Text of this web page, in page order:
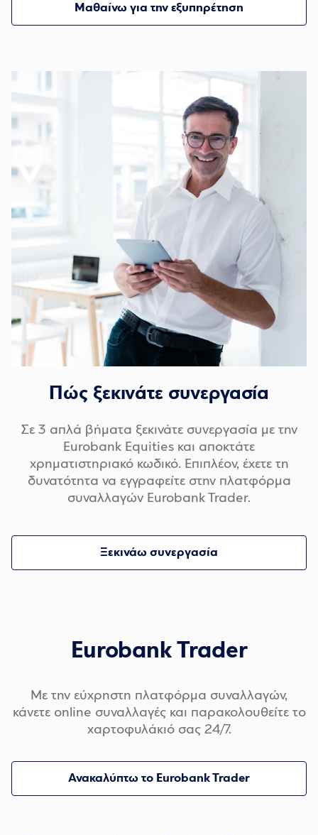
Μαθαίνω για την εξυπηρέτηση
Πώς ξεκινάτε συνεργασία
Σε 3 απλά βήματα ξεκινάτε συνεργασία με την
Eurobank Equities και αποκτάτε
χρηματιστηριακό κωδικό. Επιπλέον, έχετε τη
δυνατότητα να εγγραφείτε στην πλατφόρμα
συναλλαγών Eurobank Trader.
Ξεκινάω συνεργασία
Eurobank Trader
Με την εύχρηστη πλατφόρμα συναλλαγών,
κάνετε online συναλλαγές και παρακολουθείτε το
χαρτοφυλάκιό σας 24/7.
Ανακαλύπτω το Eurobank Trader